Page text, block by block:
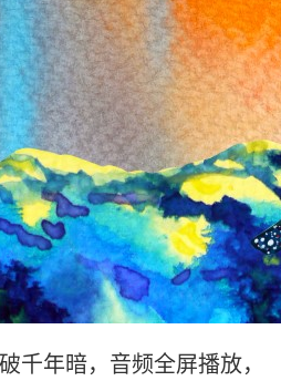
千年暗，音频全屏播放，